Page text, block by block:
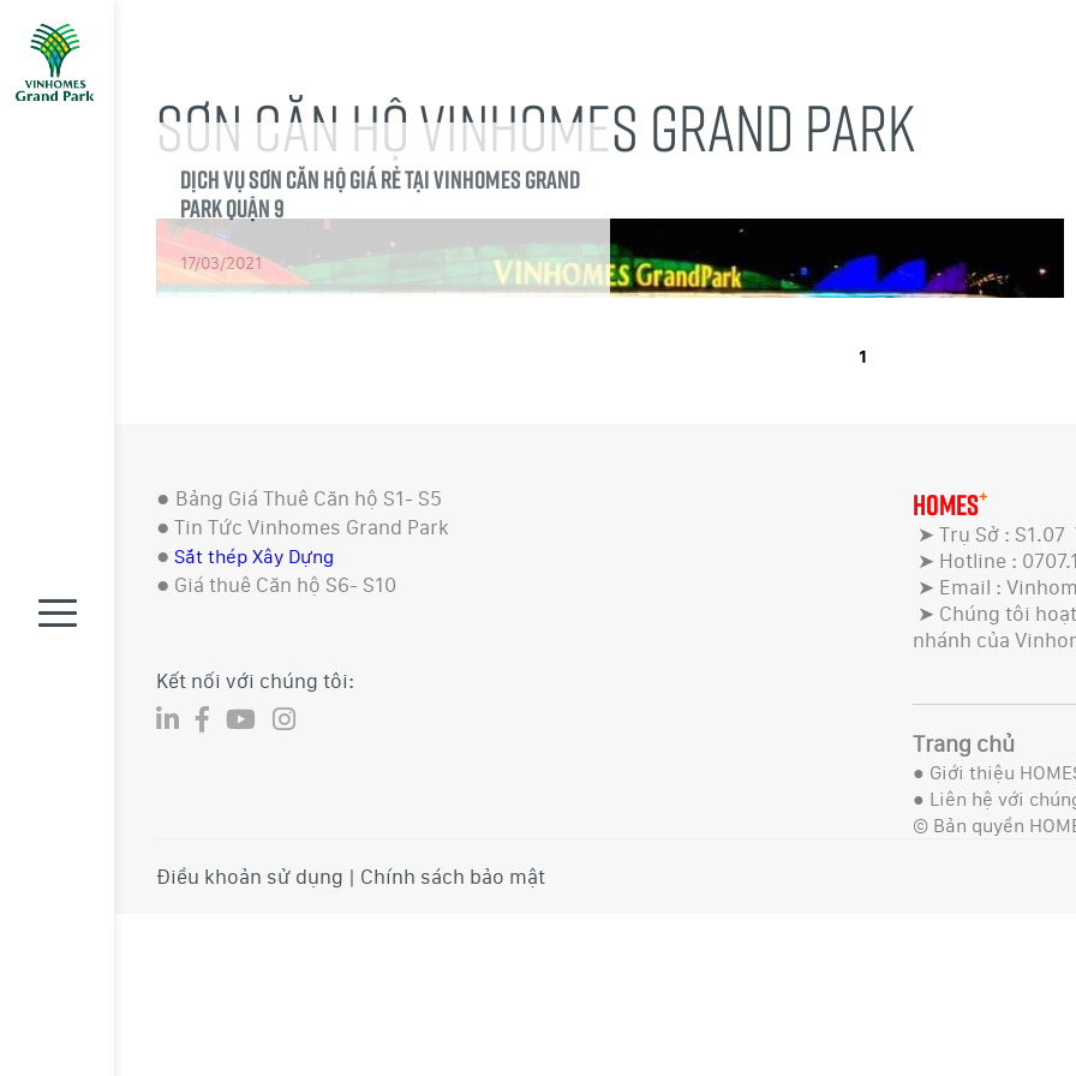
SƠN CĂN HỘ VINHOMES GRAND PARK
Dịch Vụ sơn căn hộ giá rẻ tại Vinhomes Grand
Park Quận 9
17/03/2021
1
● Bảng Giá Thuê Căn hộ S1- S5
● Tin Tức Vinhomes Grand Park
● Sắt thép Xây Dựng
● Giá thuê Căn hộ S6- S10
Kết nối với chúng tôi:
HOMES+
➤ Trụ Sở : S1.07
➤ Hotline :
➤ Email :
➤ Chúng tôi
nhánh của
Trang chủ
● Giới thiệu
● Liên hệ với
© Bản quyền
Điều khoản sử dụng | Chính sách bảo mật